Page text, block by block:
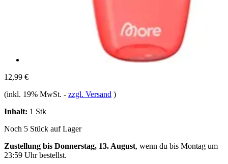
12,99 €
(inkl. 19% MwSt. - zzgl. Versand )
Inhalt: 1 Stk
Noch 5 Stück auf Lager
Zustellung bis Donnerstag, 13. August, wenn du bis Montag um
23:59 Uhrbestellst.